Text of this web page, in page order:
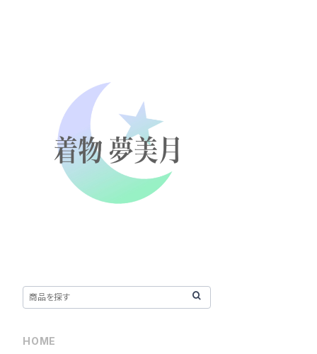
HOME